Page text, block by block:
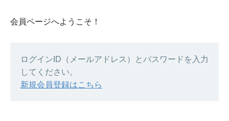
会員ページへようこそ！
ログインID（メールアドレス）とパスワードを入力
してください。
新規会員登録はこちら